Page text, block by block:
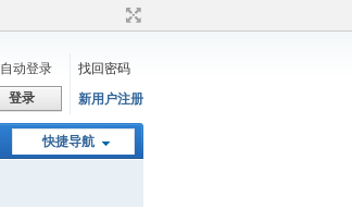
自动登录
找回密码
登录 新用户注册
快捷导航